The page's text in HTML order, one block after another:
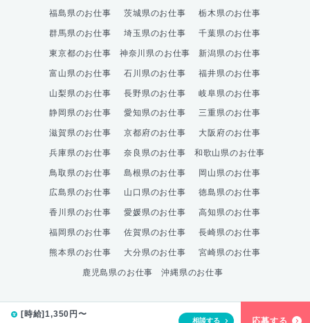
[時給]1,350円〜
相談する 応募する
福島県のお仕事 茨城県のお仕事 栃木県のお仕事
群馬県のお仕事 埼玉県のお仕事 千葉県のお仕事
東京都のお仕事 神奈川県のお仕事 新潟県のお仕事
富山県のお仕事 石川県のお仕事 福井県のお仕事
山梨県のお仕事 長野県のお仕事 岐阜県のお仕事
静岡県のお仕事 愛知県のお仕事 三重県のお仕事
滋賀県のお仕事 京都府のお仕事 大阪府のお仕事
兵庫県のお仕事 奈良県のお仕事 和歌山県のお仕事
鳥取県のお仕事 島根県のお仕事 岡山県のお仕事
広島県のお仕事 山口県のお仕事 徳島県のお仕事
香川県のお仕事 愛媛県のお仕事 高知県のお仕事
福岡県のお仕事 佐賀県のお仕事 長崎県のお仕事
熊本県のお仕事 大分県のお仕事 宮崎県のお仕事
鹿児島県のお仕事 沖縄県のお仕事
© 株式会社綜合キャリアオプション